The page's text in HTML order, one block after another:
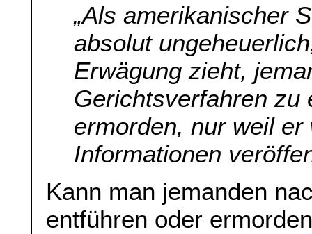
„Als amerikanischer
absolut
Erwägung zieht,
Gerichtsverfahren zu
ermorden, nur weil
Informationen
Kann man jemanden
entführen oder